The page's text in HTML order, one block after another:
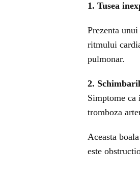
1. Tusea
Prezenta
ritmului
pulmonar.
2.
Simptome
tromboza
Aceasta
este